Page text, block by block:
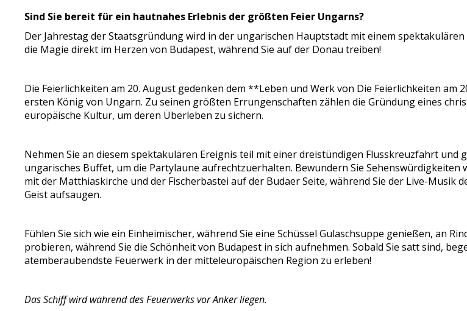
Sind Sie bereit für ein hautnahes Erlebnis der größten Feier Ungarns?
Der Jahrestag der Staatsgründung wird in der ungarischen Hauptstadt mit einem
die Magie direkt im Herzen von Budapest, während Sie auf der Donau treiben!
Die Feierlichkeiten am 20. August gedenken dem **Leben und Werk von Die Feierlichkeiten am
ersten König von Ungarn. Zu seinen größten Errungenschaften zählen die Gründung eines
europäische Kultur, um deren Überleben zu sichern.
Nehmen Sie an diesem spektakulären Ereignis teil mit einer dreistündigen Flusskreuzfahrt und
ungarisches Buffet, um die Partylaune aufrechtzuerhalten. Bewundern Sie
mit der Matthiaskirche und der Fischerbastei auf der Budaer Seite, während Sie der Live-Musik
Geist aufsaugen.
Fühlen Sie sich wie ein Einheimischer, während Sie eine Schüssel Gulaschsuppe genießen, an
probieren, während Sie die Schönheit von Budapest in sich aufnehmen. Sobald Sie satt sind,
atemberaubendste Feuerwerk in der mitteleuropäischen Region zu erleben!
Das Schiff wird während des Feuerwerks vor Anker liegen.